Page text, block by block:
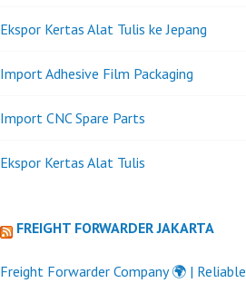
Ekspor Kertas Alat Tulis ke Jepang
Import Adhesive Film Packaging
Import CNC Spare Parts
Ekspor Kertas Alat Tulis
FREIGHT FORWARDER JAKARTA
Freight Forwarder Company 🌍 | Reliable